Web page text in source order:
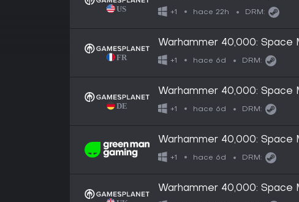
+1 hace 22h DRM:
Warhammer 40,000: Space
+1 hace 6d DRM:
Warhammer 40,000: Space
+1 hace 6d DRM:
Warhammer 40,000: Space
+1 hace 6d DRM:
Warhammer 40,000: Space